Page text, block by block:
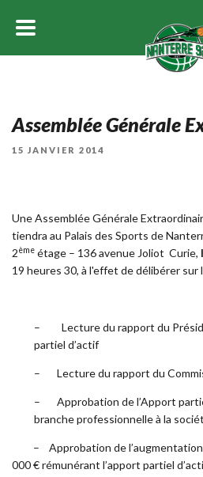
Assemblée Générale
PUBLIÉ
15 JANVIER 2014
Une Assemblée Générale
tiendra au Palais des Sports de
2ème étage – 136 avenue Joliot Curie,
19 heures 30, à l'effet de délibérer sur
– Lecture du rapport du
partiel d’actif
– Lecture du rapport du
– Approbation de l’Apport
branche professionnelle à la
– Approbation de l’augmentation
000 € rémunérant l’apport partiel